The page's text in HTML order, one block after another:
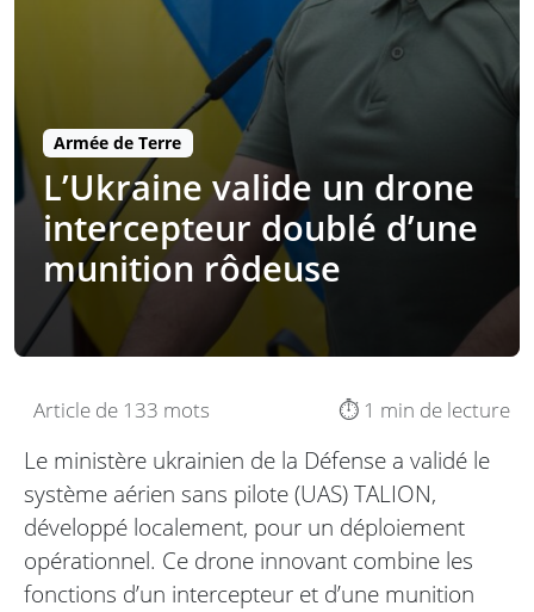
Armée de Terre
L’Ukraine valide un drone
intercepteur doublé d’une
munition rôdeuse
Article de 133 mots ⏱️ 1 min de lecture
Le ministère ukrainien de la Défense a validé le
système aérien sans pilote (UAS) TALION,
développé localement, pour un déploiement
opérationnel. Ce drone innovant combine les
fonctions d’un intercepteur et d’une munition